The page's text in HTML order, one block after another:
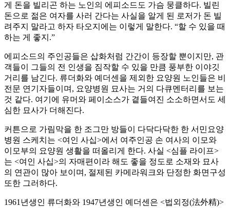
게 돈을 빌리곤 하는 노인의 에피소드도 가슴 뭉클하다. 빌린
돈으로 젊은 여자를 사러 간다는 사실을 알게 된 로저가 돈 빌
려주지 말라고 하자 타오지에는 이렇게 말한다. “할 수 있을 때
하는 게 좋지.”
에피소드의 주인공들은 삽화처럼 간간이 등장할 뿐이지만, 관
객들이 그들의 전 인생을 짐작할 수 있을 만큼 풍부한 이야깃
거리를 남긴다. 류더화와 예더센을 제외한 요양원 노인들은 비
전문 연기자들이며, 요양병원 묘사는 거의 다큐멘터리를 보는
것 같다. 여기에 유머와 페이소스가 곁들여진 소소하면서도 세
심한 묘사가 더해진다.
커튼으로 가림막을 한 조그만 방들이 다닥다닥한 한 서민요양
병원 스케치는 <여인 사십>에서 여주인공 손 여사의 이모와
이모부의 요양원 생활을 떠올리게 한다. 사실 <심플 라이프>
는 <여인 사십>의 자매편이라 해도 좋을 정도로 소재와 묘사
의 연관이 많아 보이며, 절제된 카메라워크와 단정한 화면구성
또한 그러하다.
1961년생인 류더화와 1947년생인 예더센은 <법외정(法外精)>